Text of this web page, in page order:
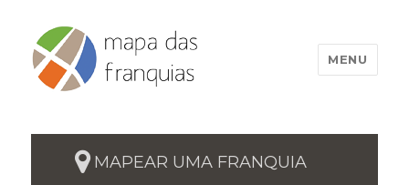
MENU
MAPEAR UMA FRANQUIA